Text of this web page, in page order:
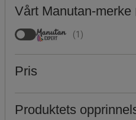
Vårt Manutan-merke
(1)
Pris
Produktets